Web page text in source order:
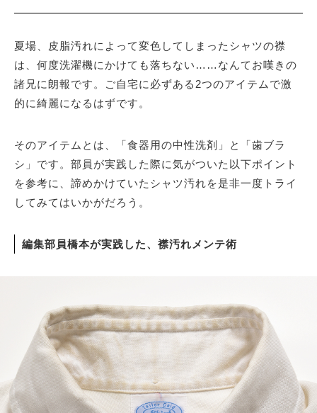
夏場、皮脂汚れによって変色してしまったシャツの襟
は、何度洗濯機にかけても落ちない……なんてお嘆きの
諸兄に朗報です。ご自宅に必ずある2つのアイテムで激
的に綺麗になるはずです。
そのアイテムとは、「食器用の中性洗剤」と「歯ブラ
シ」です。部員が実践した際に気がついた以下ポイント
を参考に、諦めかけていたシャツ汚れを是非一度トライ
してみてはいかがだろう。
編集部員橋本が実践した、襟汚れメンテ術